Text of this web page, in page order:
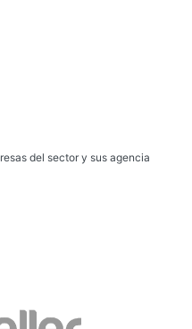
del sector y sus agencia